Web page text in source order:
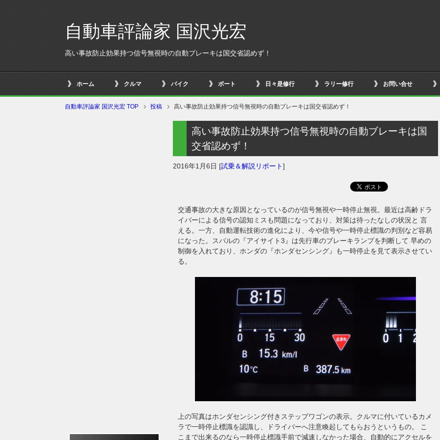
自動車評論家 国沢光宏
高い事故防止効果持つ信号無視時の自動ブレーキは国交省認めず！
ホーム クルマ バイク ボート 日々是修行 ラリー修行 お問い合せ
自動車評論家 国沢光宏 TOP 投稿 高い事故防止効果持つ信号無視時の自動ブレーキは国交省認めず！
高い事故防止効果持つ信号無視時の自動ブレーキは国
交省認めず！
2016年1月6日 [試乗＆解説リポート]
交通事故の大きな原因となっているのが信号無視や一時停止無視。最近は高齢ドラ
イバーによる信号の認知ミスも問題になっており、対策は待ったなしの状況と 言
える。一方、自動運転技術の進化により、今や信号や一時停止標識の判別など容易
になった。スバルの『アイサイト3』は先行車のブレーキランプを判断して 早めの
制御を入れており、ホンダの『ホンダセンシング』も一時停止を見て表示させてい
る。
上の写真はホンダセンシング付きステップワゴンの表示。クルマに付いているカメ
ラで一時停止標識を認識し、ドライバーへ注意喚起してもらおうというもの。 こ
こまで出来るのなら一時停止標識手前で減速しなかった場合、自動的にアクセルを